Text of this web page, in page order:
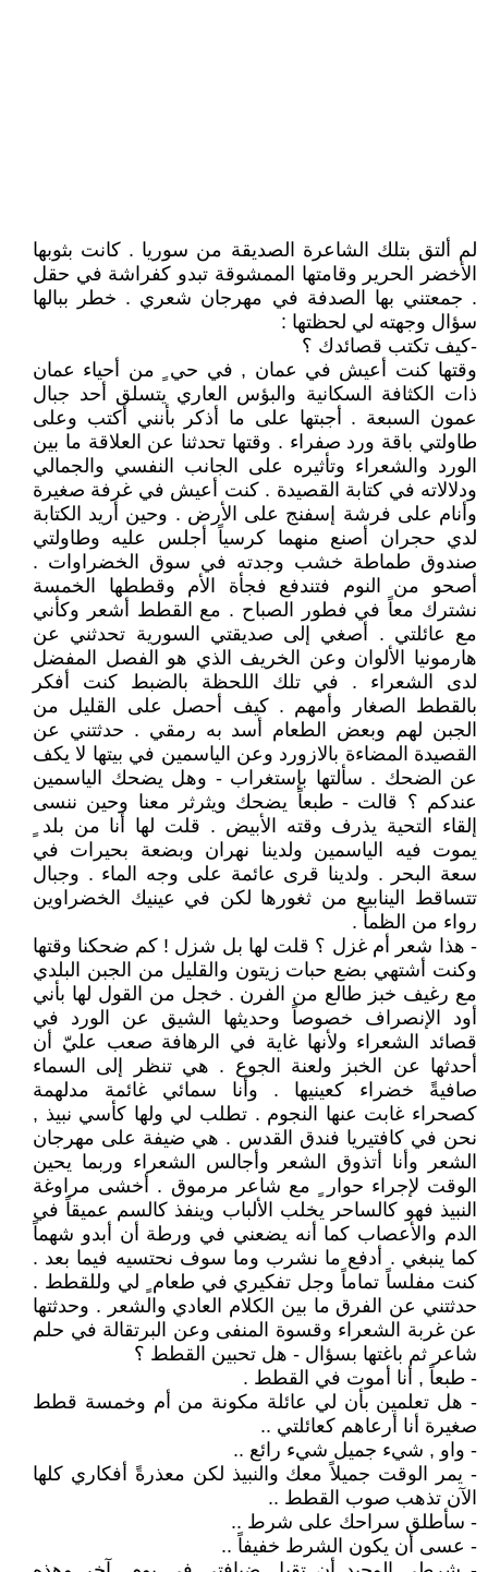
لم ألتق بتلك الشاعرة الصديقة من سوريا . كانت بثوبها
الأخضر الحرير وقامتها الممشوقة تبدو كفراشة في حقل
. جمعتني بها الصدفة في مهرجان شعري . خطر ببالها
سؤال وجهته لي لحظتها :
-كيف تكتب قصائدك ؟
وقتها كنت أعيش في عمان , في حي ٍ من أحياء عمان
ذات الكثافة السكانية والبؤس العاري يتسلق أحد جبال
عمون السبعة . أجبتها على ما أذكر بأنني أكتب وعلى
طاولتي باقة ورد صفراء . وقتها تحدثنا عن العلاقة ما بين
الورد والشعراء وتأثيره على الجانب النفسي والجمالي
ودلالاته في كتابة القصيدة . كنت أعيش في غرفة صغيرة
وأنام على فرشة إسفنج على الأرض . وحين أريد الكتابة
لدي حجران أصنع منهما كرسياً أجلس عليه وطاولتي
صندوق طماطة خشب وجدته في سوق الخضراوات .
أصحو من النوم فتندفع فجأة الأم وقططها الخمسة
نشترك معاً في فطور الصباح . مع القطط أشعر وكأني
مع عائلتي . أصغي إلى صديقتي السورية تحدثني عن
هارمونيا الألوان وعن الخريف الذي هو الفصل المفضل
لدى الشعراء . في تلك اللحظة بالضبط كنت أفكر
بالقطط الصغار وأمهم . كيف أحصل على القليل من
الجبن لهم وبعض الطعام أسد به رمقي . حدثتني عن
القصيدة المضاءة بالازورد وعن الياسمين في بيتها لا يكف
عن الضحك . سألتها بإستغراب - وهل يضحك الياسمين
عندكم ؟ قالت - طبعاً يضحك ويثرثر معنا وحين ننسى
إلقاء التحية يذرف وقته الأبيض . قلت لها أنا من بلد ٍ
يموت فيه الياسمين ولدينا نهران وبضعة بحيرات في
سعة البحر . ولدينا قرى عائمة على وجه الماء . وجبال
تتساقط الينابيع من ثغورها لكن في عينيك الخضراوين
رواء من الظمأ .
- هذا شعر أم غزل ؟ قلت لها بل شزل ! كم ضحكنا وقتها
وكنت أشتهي بضع حبات زيتون والقليل من الجبن البلدي
مع رغيف خبز طالع من الفرن . خجل من القول لها بأني
أود الإنصراف خصوصاً وحديثها الشيق عن الورد في
قصائد الشعراء ولأنها غاية في الرهافة صعب عليّ أن
أحدثها عن الخبز ولعنة الجوع . هي تنظر إلى السماء
صافيةً خضراء كعينيها . وأنا سمائي غائمة مدلهمة
كصحراء غابت عنها النجوم . تطلب لي ولها كأسي نبيذ ,
نحن في كافتيريا فندق القدس . هي ضيفة على مهرجان
الشعر وأنا أتذوق الشعر وأجالس الشعراء وربما يحين
الوقت لإجراء حوار ٍ مع شاعر مرموق . أخشى مراوغة
النبيذ فهو كالساحر يخلب الألباب وينفذ كالسم عميقاً في
الدم والأعصاب كما أنه يضعني في ورطة أن أبدو شهماً
كما ينبغي . أدفع ما نشرب وما سوف نحتسيه فيما بعد .
كنت مفلساً تماماً وجل تفكيري في طعام ٍ لي وللقطط .
حدثتني عن الفرق ما بين الكلام العادي والشعر . وحدثتها
عن غربة الشعراء وقسوة المنفى وعن البرتقالة في حلم
شاعر ثم باغتها بسؤال - هل تحبين القطط ؟
- طبعاً , أنا أموت في القطط .
- هل تعلمين بأن لي عائلة مكونة من أم وخمسة قطط
صغيرة أنا أرعاهم كعائلتي ..
- واو , شيء جميل شيء رائع ..
- يمر الوقت جميلاً معك والنبيذ لكن معذرةً أفكاري كلها
الآن تذهب صوب القطط ..
- سأطلق سراحك على شرط ..
- عسى أن يكون الشرط خفيفاً ..